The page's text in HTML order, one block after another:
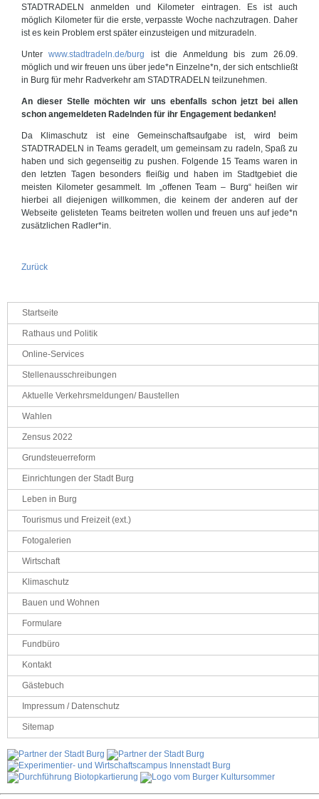
STADTRADELN anmelden und Kilometer eintragen. Es ist auch
möglich Kilometer für die erste, verpasste Woche nachzutragen. Daher
ist es kein Problem erst später einzusteigen und mitzuradeln.
Unterwww.stadtradeln.de/burg
ist die Anmeldung bis zum 26.09.
möglich und wir freuen uns über jede*n Einzelne*n, der sich entschließt
in Burg für mehr Radverkehr am STADTRADELN teilzunehmen.
An dieser Stelle möchten wir uns ebenfalls schon jetzt bei allen
schon angemeldeten Radelnden für ihr Engagement bedanken!
Da Klimaschutz ist eine Gemeinschaftsaufgabe ist, wird beim
STADTRADELN in Teams geradelt, um gemeinsam zu radeln, Spaß zu
haben und sich gegenseitig zu pushen. Folgende 15 Teams waren in
den letzten Tagen besonders fleißig und haben im Stadtgebiet die
meisten Kilometer gesammelt. Im „offenen Team – Burg“ heißen wir
hierbei all diejenigen willkommen, die keinem der anderen auf der
Webseite gelisteten Teams beitreten wollen und freuen uns auf jede*n
zusätzlichen Radler*in.
Zurück
Navigation
überspringen
Startseite
Rathaus und Politik
Online-Services
Stellenausschreibungen
Aktuelle Verkehrsmeldungen/ Baustellen
Wahlen
Zensus 2022
Grundsteuerreform
Einrichtungen der Stadt Burg
Leben in Burg
Tourismus und Freizeit (ext.)
Fotogalerien
Wirtschaft
Klimaschutz
Bauen und Wohnen
Formulare
Fundbüro
Kontakt
Gästebuch
Impressum / Datenschutz
Sitemap